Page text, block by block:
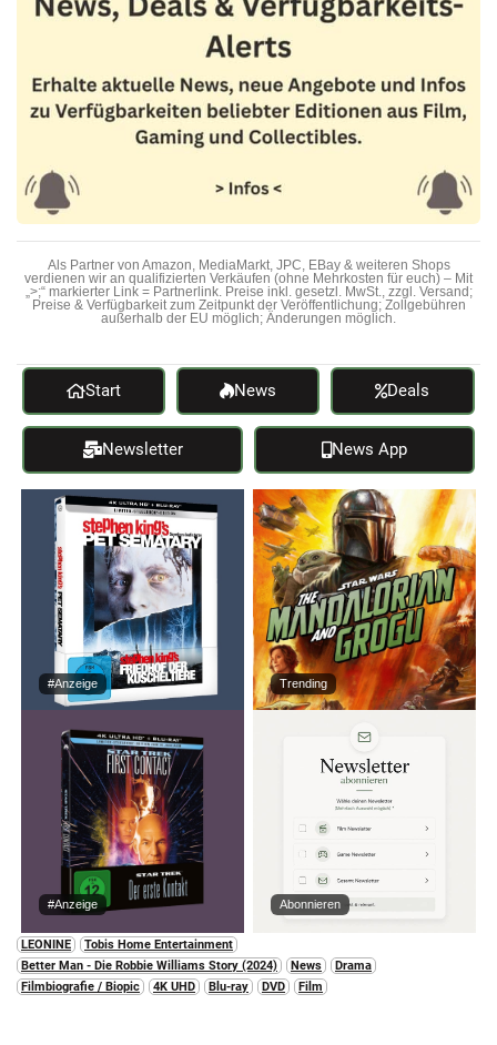
Als Partner von Amazon, MediaMarkt, JPC, EBay & weiteren Shops
verdienen wir an qualifizierten Verkäufen (ohne Mehrkosten für euch) – Mit
„>;“ markierter Link = Partnerlink. Preise inkl. gesetzl. MwSt., zzgl. Versand;
Preise & Verfügbarkeit zum Zeitpunkt der Veröffentlichung; Zollgebühren
außerhalb der EU möglich; Änderungen möglich.
Start News Deals
Newsletter News App
#Anzeige Trending
#Anzeige Abonnieren
LEONINE
Tobis Home Entertainment
Better Man - Die Robbie Williams Story (2024)
News
Drama
Filmbiografie / Biopic
4K UHD Blu-ray DVD Film